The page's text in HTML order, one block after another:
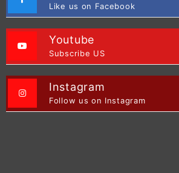
Like us on Facebook
Youtube
Subscribe US
Instagram
Follow us on Instagram